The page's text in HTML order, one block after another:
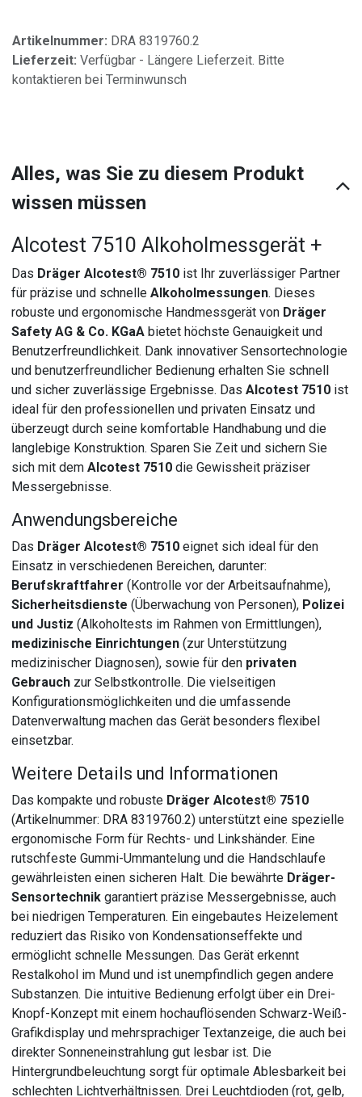
Artikelnummer: DRA 8319760.2
Lieferzeit: Verfügbar - Längere Lieferzeit. Bitte
kontaktieren bei Terminwunsch
Alles, was Sie zu diesem Produkt
wissen müssen
Alcotest 7510 Alkoholmessgerät +
Das Dräger Alcotest® 7510 ist Ihr zuverlässiger Partner
für präzise und schnelleAlkoholmessungen. Dieses
robuste und ergonomische Handmessgerät von Dräger
Safety AG & Co. KGaA bietet höchste Genauigkeit und
Benutzerfreundlichkeit. Dank innovativer Sensortechnologie
und benutzerfreundlicher Bedienung erhalten Sie schnell
und sicher zuverlässige Ergebnisse. DasAlcotest 7510 ist
ideal für den professionellen und privaten Einsatz und
überzeugt durch seine komfortable Handhabung und die
langlebige Konstruktion. Sparen Sie Zeit und sichern Sie
sich mit demAlcotest 7510 die Gewissheit präziser
Messergebnisse.
Anwendungsbereiche
Das Dräger Alcotest® 7510 eignet sich ideal für den
Einsatz in verschiedenen Bereichen, darunter:
Berufskraftfahrer (Kontrolle vor der Arbeitsaufnahme),
Sicherheitsdienste (Überwachung von Personen), Polizei
und Justiz (Alkoholtests im Rahmen von Ermittlungen),
medizinische Einrichtungen (zur Unterstützung
medizinischer Diagnosen), sowie für den privaten
Gebrauch zur Selbstkontrolle. Die vielseitigen
Konfigurationsmöglichkeiten und die umfassende
Datenverwaltung machen das Gerät besonders flexibel
einsetzbar.
Weitere Details und Informationen
Das kompakte und robuste Dräger Alcotest® 7510
(Artikelnummer: DRA 8319760.2) unterstützt eine spezielle
ergonomische Form für Rechts- und Linkshänder. Eine
rutschfeste Gummi-Ummantelung und die Handschlaufe
gewährleisten einen sicheren Halt. Die bewährte Dräger-
Sensortechnik garantiert präzise Messergebnisse, auch
bei niedrigen Temperaturen. Ein eingebautes Heizelement
reduziert das Risiko von Kondensationseffekte und
ermöglicht schnelle Messungen. Das Gerät erkennt
Restalkohol im Mund und ist unempfindlich gegen andere
Substanzen. Die intuitive Bedienung erfolgt über ein Drei-
Knopf-Konzept mit einem hochauflösenden Schwarz-Weiß-
Grafikdisplay und mehrsprachiger Textanzeige, die auch bei
direkter Sonneneinstrahlung gut lesbar ist. Die
Hintergrundbeleuchtung sorgt für optimale Ablesbarkeit bei
schlechten Lichtverhältnissen. Drei Leuchtdioden (rot, gelb,